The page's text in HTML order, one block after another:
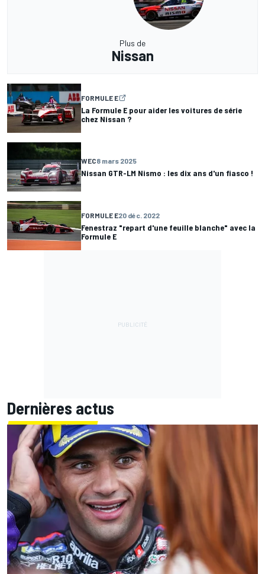
Plus de
Nissan
FORMULE E
La Formule E pour aider les voitures de série
chez Nissan ?
WEC8 mars 2025
Nissan GTR-LM Nismo : les dix ans d'un fiasco !
FORMULE E20 déc. 2022
Fenestraz "repart d'une feuille blanche" avec la
Formule E
Dernières actus